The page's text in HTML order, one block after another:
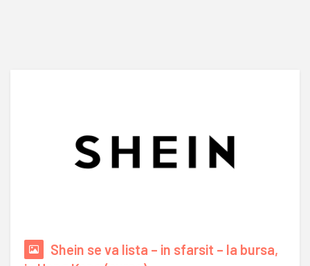
Shein se va lista – in sfarsit – la bursa,